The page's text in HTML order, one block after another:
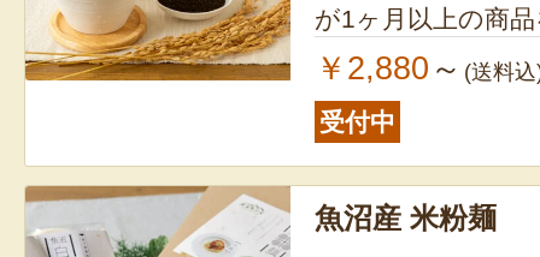
が1ヶ月以上の商
￥2,880 ～ (送料
受付中
魚沼産 米粉麺